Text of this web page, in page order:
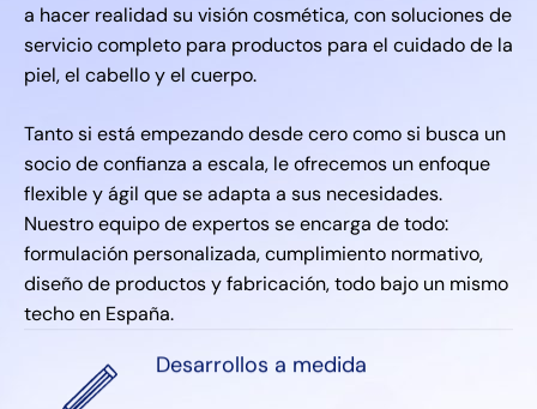
a hacer realidad su visión cosmética, con soluciones de
servicio completo para productos para el cuidado de la
piel, el cabello y el cuerpo.
Tanto si está empezando desde cero como si busca un
socio de confianza a escala, le ofrecemos un enfoque
flexible y ágil que se adapta a sus necesidades.
Nuestro equipo de expertos se encarga de todo:
formulación personalizada, cumplimiento normativo,
diseño de productos y fabricación, todo bajo un mismo
techo en España.
Desarrollos a medida